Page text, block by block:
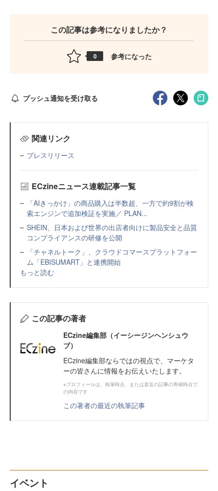
この記事は参考になりましたか？
0 参考になった
プッシュ通知を受け取る
関連リンク
プレスリリース
ECzineニュース連載記事一覧
「AIきっかけ」の商品購入は半数超、一方で約9割が検
索エンジンで追加検証を実施／ PLAN...
SHEIN、日本および世界の出店者向けに製品安全と品質
コンプライアンスの研修を公開
「チャネルトーク」、クラウドコマースプラットフォー
ム「EBISUMART」と連携開始
もっと読む
この記事の著者
ECzine編集部（イーシージンヘンシュウ
ブ）
ECzine編集部ならではの視点で、マーケタ
ーの皆さんに情報をお伝えいたします。
※プロフィールは、執筆時点、または直近の記事の寄稿時点で
の内容です
この著者の最近の執筆記事
イベント